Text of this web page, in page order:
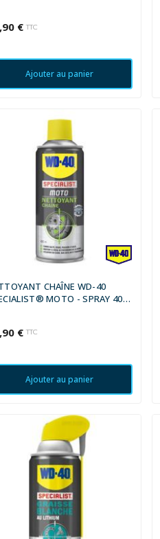
€ TTC
Ajouter au panier
CHAÎNE WD-40
MOTO - SPRAY 400
€ TTC
Ajouter au panier